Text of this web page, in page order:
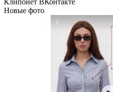
Клипонет ВКонтакте
Новые фото